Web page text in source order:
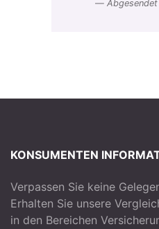
KONSUMENTEN
Verpassen Sie keine
Erhalten Sie unsere
in den Bereichen